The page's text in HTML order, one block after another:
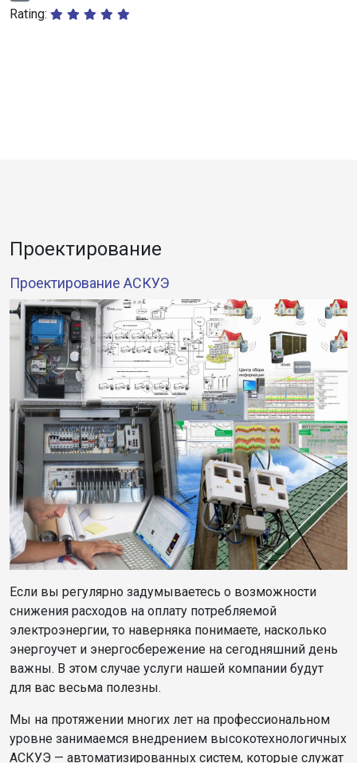
Rating:
Проектирование
Проектирование АСКУЭ
Если вы регулярно задумываетесь о возможности
снижения расходов на оплату потребляемой
электроэнергии, то наверняка понимаете, насколько
энергоучет и энергосбережение на сегодняшний день
важны. В этом случае услуги нашей компании будут
для вас весьма полезны.
Мы на протяжении многих лет на профессиональном
уровне занимаемся внедрением высокотехнологичных
АСКУЭ — автоматизированных систем, которые служат